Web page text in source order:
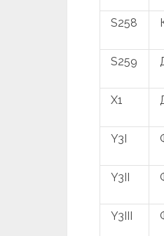
S258
S259
X1
Y3I
Y3II
Y3III